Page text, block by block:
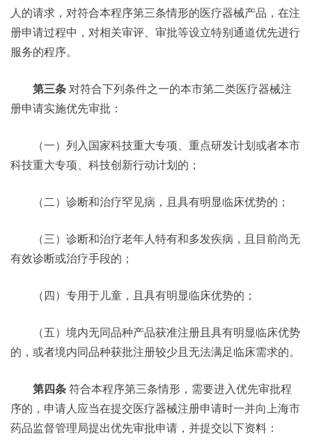
人的请求，对符合本程序第三条情形的医疗器械产品，在注
册申请过程中，对相关审评、审批等设立特别通道优先进行
服务的程序。
第三条 对符合下列条件之一的本市第二类医疗器械注
册申请实施优先审批：
（一）列入国家科技重大专项、重点研发计划或者本市
科技重大专项、科技创新行动计划的；
（二）诊断和治疗罕见病，且具有明显临床优势的；
（三）诊断和治疗老年人特有和多发疾病，且目前尚无
有效诊断或治疗手段的；
（四）专用于儿童，且具有明显临床优势的；
（五）境内无同品种产品获准注册且具有明显临床优势
的，或者境内同品种获批注册较少且无法满足临床需求的。
第四条 符合本程序第三条情形，需要进入优先审批程
序的，申请人应当在提交医疗器械注册申请时一并向上海市
药品监督管理局提出优先审批申请，并提交以下资料：